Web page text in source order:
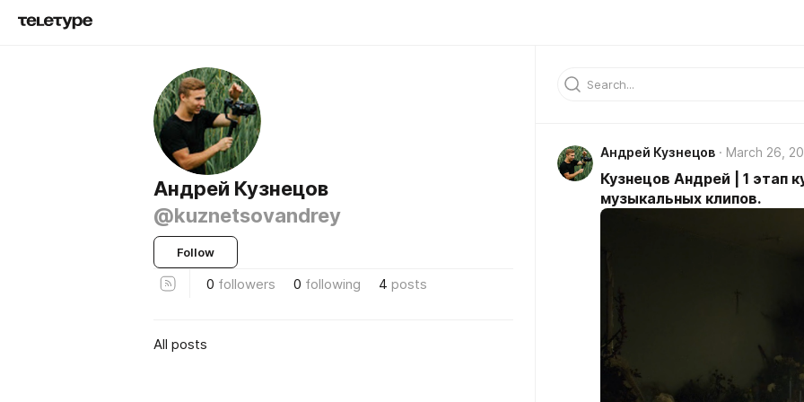
Андрей Кузнецов
@kuznetsovandrey
Follow
0 followers 0 following 4 posts
All posts
Андрей Кузнецов March 26,
Кузнецов Андрей | 1 этап
музыкальных клипов.